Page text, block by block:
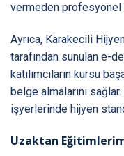
vermeden profesyonel
Ayrıca, Karakecili
tarafından sunulan e-
katılımcıların kursu
belge almalarını
işyerlerinde hijyen
Uzaktan